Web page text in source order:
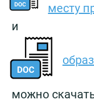
месту
и
можно